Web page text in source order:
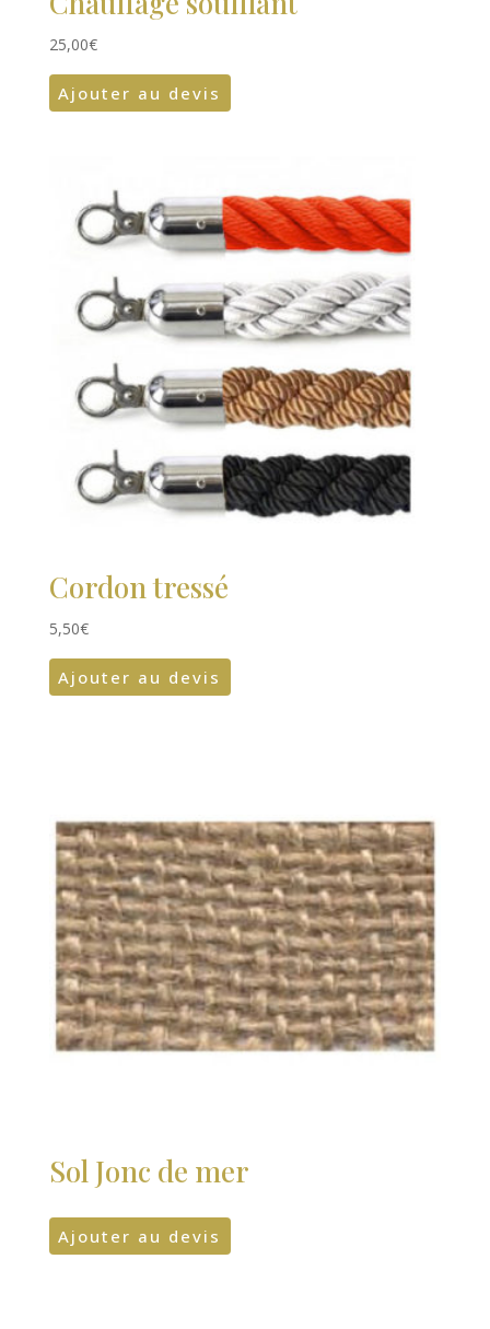
25,00€
Ajouter au devis
Cordon tressé
5,50€
Ajouter au devis
Sol Jonc de mer
Ajouter au devis